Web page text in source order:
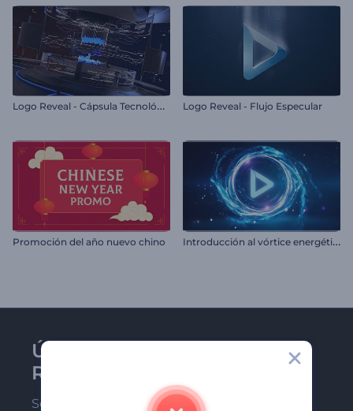
L
ogo Reveal - Cápsula Tecnológica Logo Reveal - Flujo Especular
Promoción del año nuevo chino I
ntroducción al vórtice energético
Únase al boletín de
Renderforest
Sea de los primeros en recibir nuestras